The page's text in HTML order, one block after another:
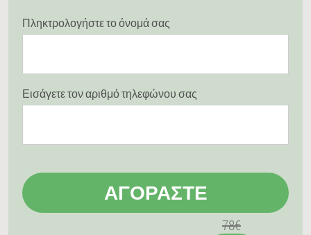
Πληκτρολογήστε το όνομά σας
Εισάγετε τον αριθμό τηλεφώνου σας
ΑΓΟΡΆΣΤΕ
78€